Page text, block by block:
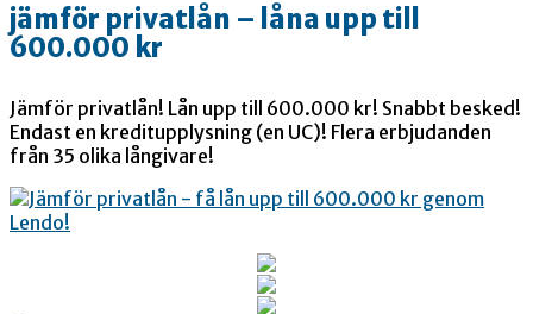
jämför privatlån – låna upp till
600.000 kr
Jämför privatlån! Lån upp till 600.000 kr! Snabbt besked!
Endast en kreditupplysning (en UC)! Flera erbjudanden
från 35 olika långivare!